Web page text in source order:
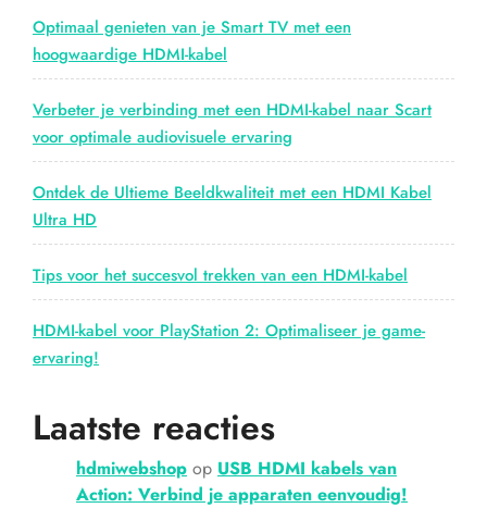
Optimaal genieten van je Smart TV met een
hoogwaardige HDMI-kabel
Verbeter je verbinding met een HDMI-kabel naar Scart
voor optimale audiovisuele ervaring
Ontdek de Ultieme Beeldkwaliteit met een HDMI Kabel
Ultra HD
Tips voor het succesvol trekken van een HDMI-kabel
HDMI-kabel voor PlayStation 2: Optimaliseer je game-
ervaring!
Laatste reacties
hdmiwebshop op USB HDMI kabels van
Action: Verbind je apparaten eenvoudig!